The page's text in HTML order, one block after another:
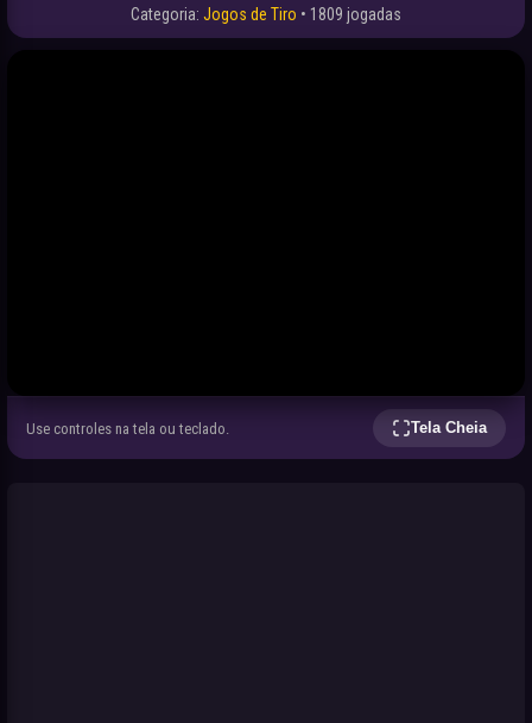
Categoria: Jogos de Tiro • 1809 jogadas
Use controles na tela ou teclado. Tela Cheia